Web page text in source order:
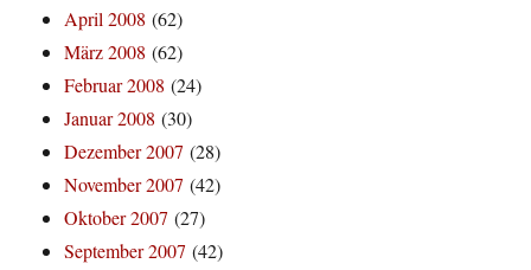
April 2008 (62)
März 2008 (62)
Februar 2008 (24)
Januar 2008 (30)
Dezember 2007 (28)
November 2007 (42)
Oktober 2007 (27)
September 2007 (42)